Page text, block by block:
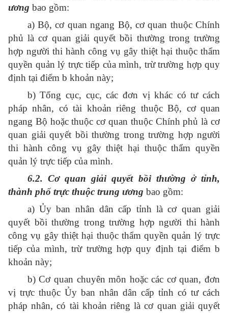
ương bao gồm:
a) Bộ, cơ quan ngang Bộ, cơ quan thuộc Chính
phủ là cơ quan giải quyết bồi thường trong trường
hợp người thi hành công vụ gây thiệt hại thuộc thẩm
quyền quản lý trực tiếp của mình, trừ trường hợp quy
định tại điểm b khoản này;
b) Tổng cục, cục, các đơn vị khác có tư cách
pháp nhân, có tài khoản riêng thuộc Bộ, cơ quan
ngang Bộ hoặc thuộc cơ quan thuộc Chính phủ là cơ
quan giải quyết bồi thường trong trường hợp người
thi hành công vụ gây thiệt hại thuộc thẩm quyền
quản lý trực tiếp của mình.
6.2. Cơ quan giải quyết bồi thường ở tỉnh,
thành phố trực thuộc trung ương bao gồm:
a) Ủy ban nhân dân cấp tỉnh là cơ quan giải
quyết bồi thường trong trường hợp người thi hành
công vụ gây thiệt hại thuộc thẩm quyền quản lý trực
tiếp của mình, trừ trường hợp quy định tại điểm b
khoản này;
b) Cơ quan chuyên môn hoặc các cơ quan, đơn
vị trực thuộc Ủy ban nhân dân cấp tỉnh có tư cách
pháp nhân, có tài khoản riêng là cơ quan giải quyết